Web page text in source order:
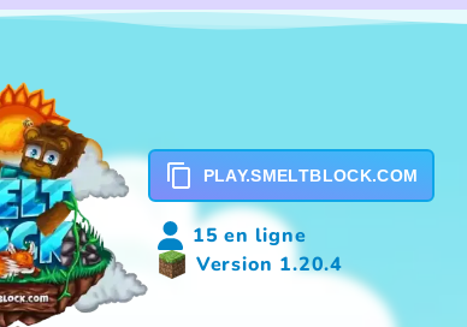
PLAY.SMELTBLOCK.COM
15 en ligne
Version 1.20.4